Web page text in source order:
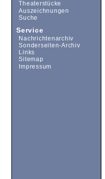
Theaterstücke
Auszeichnungen
Suche
Service
Nachrichtenarchiv
Sonderseiten-Archiv
Links
Sitemap
Impressum